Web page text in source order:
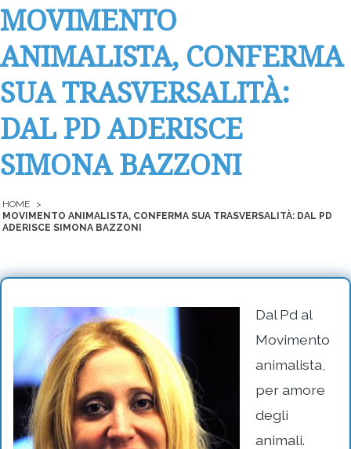
MOVIMENTO
ANIMALISTA, CONFERMA
SUA TRASVERSALITÀ:
DAL PD ADERISCE
SIMONA BAZZONI
HOME
>
MOVIMENTO ANIMALISTA, CONFERMA SUA TRASVERSALITÀ: DAL PD
ADERISCE SIMONA BAZZONI
Dal Pd al
Movimento
animalista,
per amore
degli
animali.